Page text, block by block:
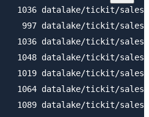
1036 datalake/tickit/sales/
997 datalake/tickit/sales/
1036 datalake/tickit/sales/
1048 datalake/tickit/sales/
1019 datalake/tickit/sales/
1064 datalake/tickit/sales/
1089 datalake/tickit/sales/